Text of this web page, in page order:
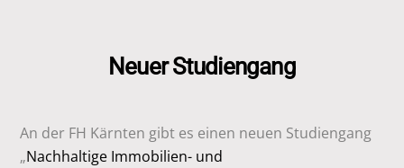
Neuer Studiengang
An der FH Kärnten gibt es einen neuen Studiengang
„Nachhaltige Immobilien- und